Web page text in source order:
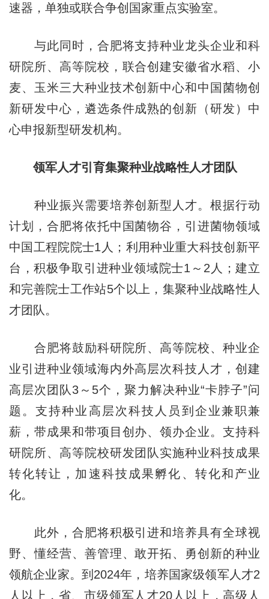
速器，单独或联合争创国家重点实验室。
与此同时，合肥将支持种业龙头企业和科
研院所、高等院校，联合创建安徽省水稻、小
麦、玉米三大种业技术创新中心和中国菌物创
新研发中心，遴选条件成熟的创新（研发）中
心申报新型研发机构。
领军人才引育集聚种业战略性人才团队
种业振兴需要培养创新型人才。根据行动
计划，合肥将依托中国菌物谷，引进菌物领域
中国工程院院士1人；利用种业重大科技创新平
台，积极争取引进种业领域院士1～2人；建立
和完善院士工作站5个以上，集聚种业战略性人
才团队。
合肥将鼓励科研院所、高等院校、种业企
业引进种业领域海内外高层次科技人才，创建
高层次团队3～5个，聚力解决种业“卡脖子”问
题。支持种业高层次科技人员到企业兼职兼
薪，带成果和带项目创办、领办企业。支持科
研院所、高等院校研发团队实施种业科技成果
转化转让，加速科技成果孵化、转化和产业
化。
此外，合肥将积极引进和培养具有全球视
野、懂经营、善管理、敢开拓、勇创新的种业
领航企业家。到2024年，培养国家级领军人才2
人以上，省、市级领军人才20人以上，高级人